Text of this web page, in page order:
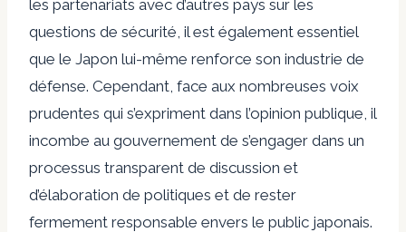
les partenariats avec d’autres pays sur les
questions de sécurité, il est également essentiel
que le Japon lui-même renforce son industrie de
défense. Cependant, face aux nombreuses voix
prudentes qui s’expriment dans l’opinion publique, il
incombe au gouvernement de s’engager dans un
processus transparent de discussion et
d’élaboration de politiques et de rester
fermement responsable envers le public japonais.